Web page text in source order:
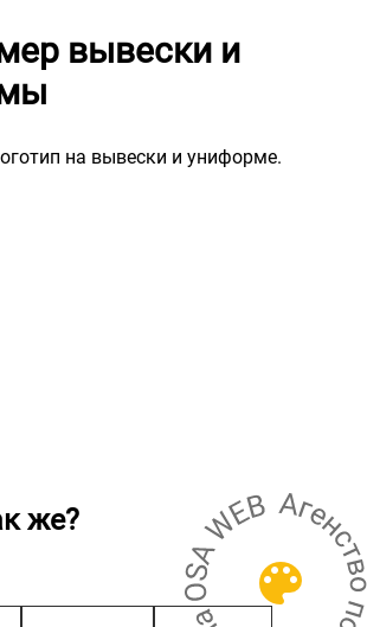
вывески и
на вывески и униформе.
же?